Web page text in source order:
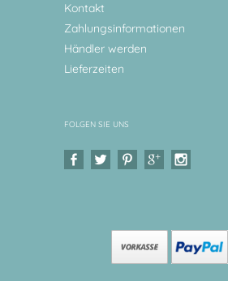
Kontakt
Zahlungsinformationen
Händler werden
Lieferzeiten
FOLGEN SIE UNS